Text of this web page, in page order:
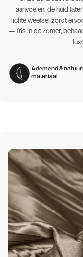
aanvoelen, de huid
lichte weefsel zorgt
— fris in de zomer,
Ademend &
materiaal